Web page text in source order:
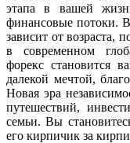
этапа в вашей
финансовые потоки.
зависит от возраста,
в современном
форекс становится
далекой мечтой,
Новая эра
путешествий,
семьи. Вы
его кирпичик за